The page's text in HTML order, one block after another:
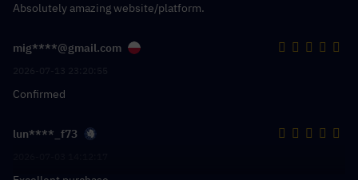
Absolutely amazing website/platform.
mig****@gmail.com
Confirmed
lun****_f73